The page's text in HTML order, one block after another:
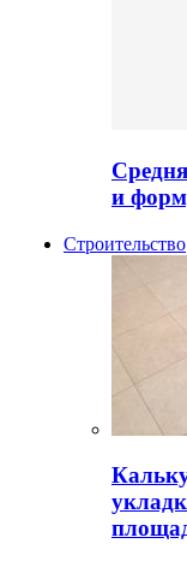
и
Строительство